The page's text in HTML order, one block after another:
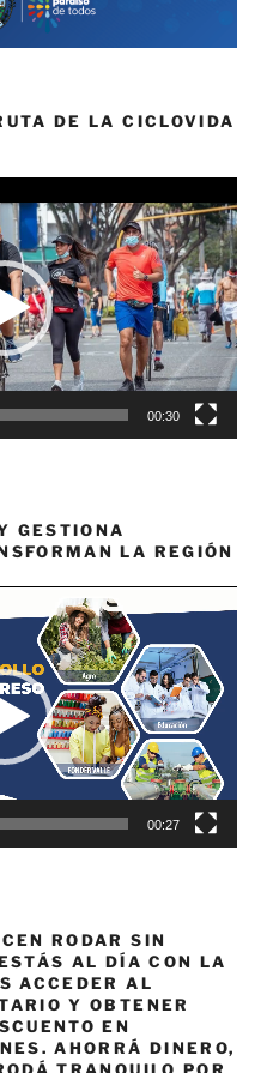
DE LA CICLOVIDA
00:30
GESTIONA
LA REGIÓN
00:27
RODAR SIN
AL DÍA CON LA
ACCEDER AL
Y OBTENER
EN
AHORRÁ DINERO,
TRANQUILO POR